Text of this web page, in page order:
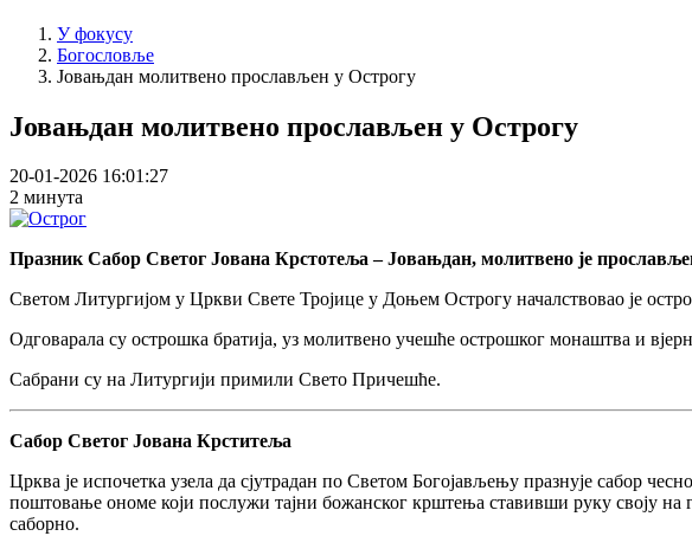
У фокусу
Богословље
Јовањдан молитвено прослављен у Острогу
Јовањдан молитвено прослављен у Острогу
20-01-2026 16:01:27
2 минута
Празник Сабор Светог Јована Крстотеља – Јовањдан, молитвено је
Светом Литургијом у Цркви Свете Тројице у Доњем Острогу началствовао је
Одговарала су острошка братија, уз молитвено учешће острошког монаштва и
Сабрани су на Литургији примили Свето Причешће.
Сабор Светог Јована Крститеља
Црква је испочетка узела да сјутрадан пo Светом Богојављењу празнује сабор
поштовање ономе који послужи тајни божанског крштења ставивши руку своју
саборно.